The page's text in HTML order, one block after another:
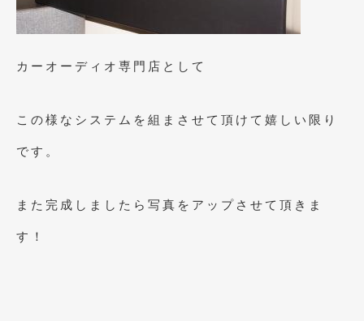
カーオーディオ専門店として
この様なシステムを組まさせて頂けて嬉しい限り
です。
また完成しましたら写真をアップさせて頂きま
す！